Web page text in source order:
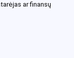
ar finansų